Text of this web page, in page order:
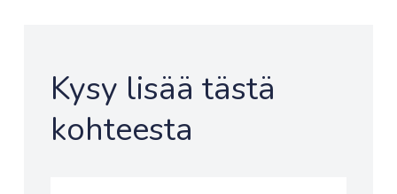
Kysy lisää tästä
kohteesta